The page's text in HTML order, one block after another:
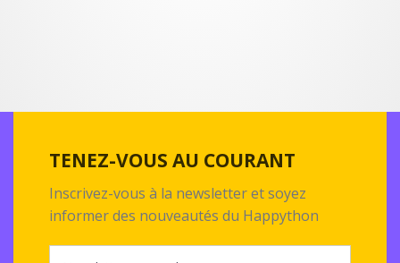
TENEZ-VOUS AU COURANT
Inscrivez-vous à la newsletter et soyez
informer des nouveautés du Happython